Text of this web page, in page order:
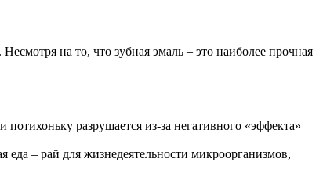
на то, что зубная эмаль – это наиболее прочная
разрушается из-за негативного «эффекта»
– рай для жизнедеятельности микроорганизмов,